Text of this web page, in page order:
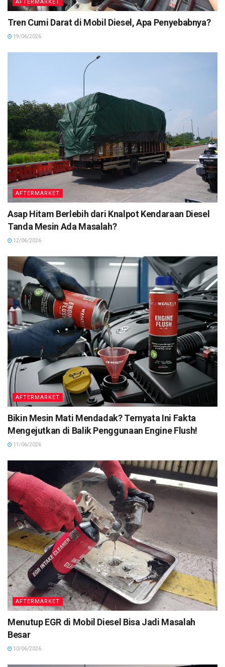
AFTERMARKET
Tren Cumi Darat di Mobil Diesel, Apa Penyebabnya?
19/06/2026
AFTERMARKET
Asap Hitam Berlebih dari Knalpot Kendaraan Diesel
Tanda Mesin Ada Masalah?
12/06/2026
AFTERMARKET
Bikin Mesin Mati Mendadak? Ternyata Ini Fakta
Mengejutkan di Balik Penggunaan Engine Flush!
11/06/2026
AFTERMARKET
Menutup EGR di Mobil Diesel Bisa Jadi Masalah
Besar
10/06/2026